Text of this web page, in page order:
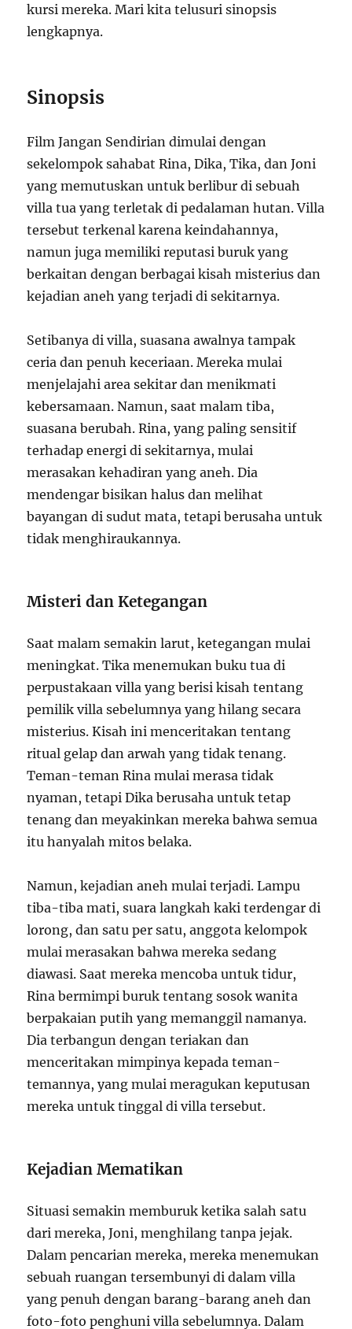
kursi mereka. Mari kita telusuri sinopsis
lengkapnya.
Sinopsis
Film Jangan Sendirian dimulai dengan
sekelompok sahabat Rina, Dika, Tika, dan Joni
yang memutuskan untuk berlibur di sebuah
villa tua yang terletak di pedalaman hutan. Villa
tersebut terkenal karena keindahannya,
namun juga memiliki reputasi buruk yang
berkaitan dengan berbagai kisah misterius dan
kejadian aneh yang terjadi di sekitarnya.
Setibanya di villa, suasana awalnya tampak
ceria dan penuh keceriaan. Mereka mulai
menjelajahi area sekitar dan menikmati
kebersamaan. Namun, saat malam tiba,
suasana berubah. Rina, yang paling sensitif
terhadap energi di sekitarnya, mulai
merasakan kehadiran yang aneh. Dia
mendengar bisikan halus dan melihat
bayangan di sudut mata, tetapi berusaha untuk
tidak menghiraukannya.
Misteri dan Ketegangan
Saat malam semakin larut, ketegangan mulai
meningkat. Tika menemukan buku tua di
perpustakaan villa yang berisi kisah tentang
pemilik villa sebelumnya yang hilang secara
misterius. Kisah ini menceritakan tentang
ritual gelap dan arwah yang tidak tenang.
Teman-teman Rina mulai merasa tidak
nyaman, tetapi Dika berusaha untuk tetap
tenang dan meyakinkan mereka bahwa semua
itu hanyalah mitos belaka.
Namun, kejadian aneh mulai terjadi. Lampu
tiba-tiba mati, suara langkah kaki terdengar di
lorong, dan satu per satu, anggota kelompok
mulai merasakan bahwa mereka sedang
diawasi. Saat mereka mencoba untuk tidur,
Rina bermimpi buruk tentang sosok wanita
berpakaian putih yang memanggil namanya.
Dia terbangun dengan teriakan dan
menceritakan mimpinya kepada teman-
temannya, yang mulai meragukan keputusan
mereka untuk tinggal di villa tersebut.
Kejadian Mematikan
Situasi semakin memburuk ketika salah satu
dari mereka, Joni, menghilang tanpa jejak.
Dalam pencarian mereka, mereka menemukan
sebuah ruangan tersembunyi di dalam villa
yang penuh dengan barang-barang aneh dan
foto-foto penghuni villa sebelumnya. Dalam